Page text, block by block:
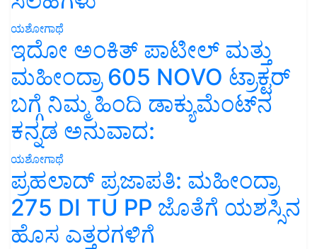
ಯಶೋಗಾಥೆ
ಇದೋ ಅಂಕಿತ್ ಪಾಟೀಲ್ ಮತ್ತು
ಮಹೀಂದ್ರಾ 605 NOVO ಟ್ರಾಕ್ಟರ್
ಬಗ್ಗೆ ನಿಮ್ಮ ಹಿಂದಿ ಡಾಕ್ಯುಮೆಂಟ್‌ನ
ಕನ್ನಡ ಅನುವಾದ:
ಯಶೋಗಾಥೆ
ಪ್ರಹಲಾದ್ ಪ್ರಜಾಪತಿ: ಮಹೀಂದ್ರಾ
275 DI TU PP ಜೊತೆಗೆ ಯಶಸ್ಸಿನ
ಹೊಸ ಎತ್ತರಗಳಿಗೆ